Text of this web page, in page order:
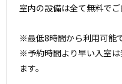
室内の設備は全て無料で
※最低8時間から利用可能で
※予約時間より早い入室
ます。